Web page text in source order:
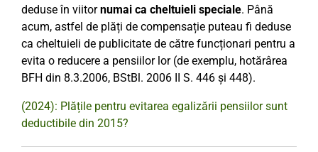
deduse în viitornumai ca cheltuieli speciale. Până
acum, astfel de plăți de compensație puteau fi deduse
ca cheltuieli de publicitate de către funcționari pentru a
evita o reducere a pensiilor lor (de exemplu, hotărârea
BFH din 8.3.2006, BStBl. 2006 II S. 446 și 448).
(2024): Plățile pentru evitarea egalizării pensiilor sunt
deductibile din 2015?